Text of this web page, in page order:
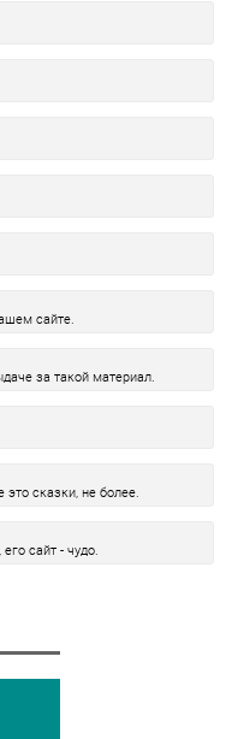
сайте.
за такой материал.
это сказки, не более.
сайт - чудо.